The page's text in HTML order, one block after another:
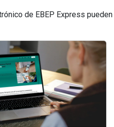
de EBEP Express